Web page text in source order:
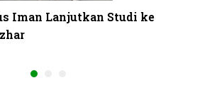
Iman Lanjutkan Studi ke